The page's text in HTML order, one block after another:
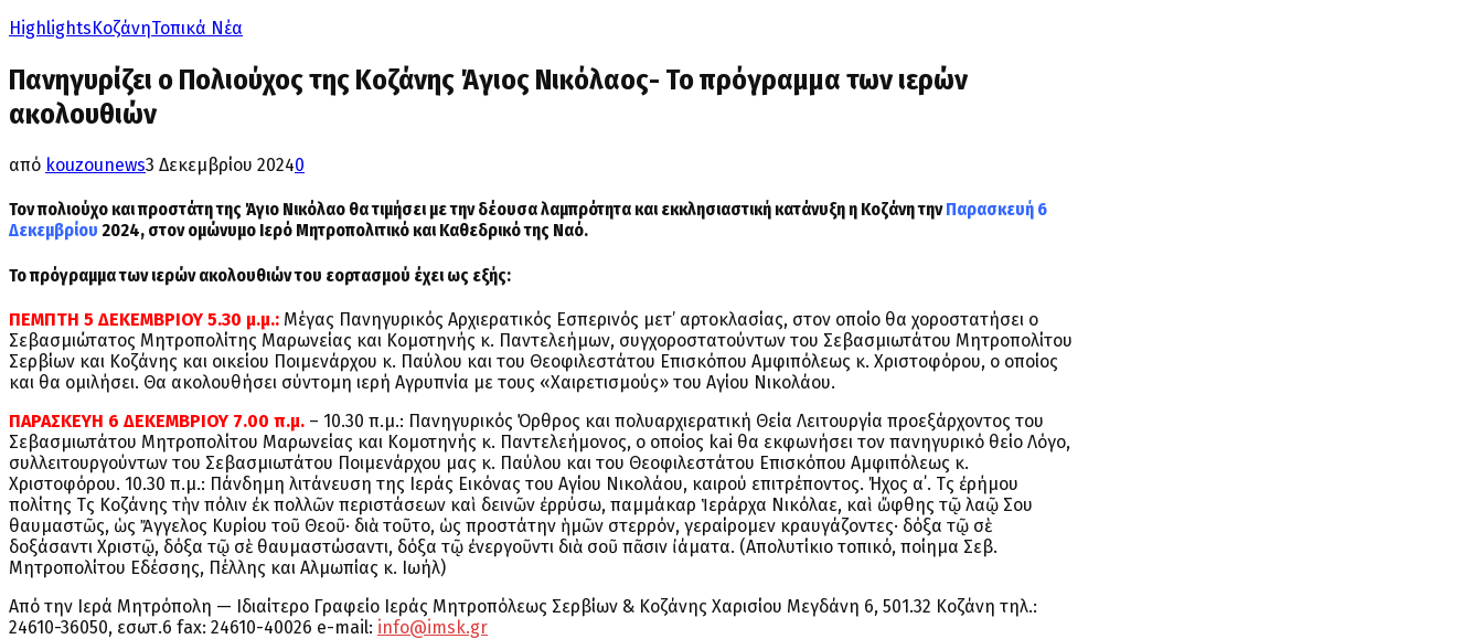
HighlightsΚοζάνηΤοπικά Νέα
Πανηγυρίζει ο Πολιούχος της Κοζάνης Άγιος Νικόλαος- Το πρόγραμμα των ιερών
ακολουθιών
από kouzounews3 Δεκεμβρίου 20240
Τον πολιούχο και προστάτη της Άγιο Νικόλαο θα τιμήσει με την δέουσα λαμπρότητα και εκκλησιαστική κατάνυξη η Κοζάνη τηνΠαρασκευή 6
Δεκεμβρίου 2024, στον ομώνυμο Ιερό Μητροπολιτικό και Καθεδρικό της Ναό.
Το πρόγραμμα των ιερών ακολουθιών του εορτασμού έχει ως εξής:
ΠΕΜΠΤΗ 5 ΔΕΚΕΜΒΡΙΟΥ 5.30 μ.μ.: Μέγας Πανηγυρικός Αρχιερατικός Εσπερινός μετ’ αρτοκλασίας, στον οποίο θα χοροστατήσει ο
Σεβασμιώτατος Μητροπολίτης Μαρωνείας και Κομοτηνής κ. Παντελεήμων, συγχοροστατούντων του Σεβασμιωτάτου Μητροπολίτου
Σερβίων και Κοζάνης και οικείου Ποιμενάρχου κ. Παύλου και του Θεοφιλεστάτου Επισκόπου Αμφιπόλεως κ. Χριστοφόρου, ο οποίος
και θα ομιλήσει. Θα ακολουθήσει σύντομη ιερή Αγρυπνία με τους «Χαιρετισμούς» του Αγίου Νικολάου.
ΠΑΡΑΣΚΕΥΗ 6 ΔΕΚΕΜΒΡΙΟΥ 7.00 π.μ. – 10.30 π.μ.: Πανηγυρικός Όρθρος και πολυαρχιερατική Θεία Λειτουργία προεξάρχοντος του
Σεβασμιωτάτου Μητροπολίτου Μαρωνείας και Κομοτηνής κ. Παντελεήμονος, ο οποίος kai θα εκφωνήσει τον πανηγυρικό θείο Λόγο,
συλλειτουργούντων του Σεβασμιωτάτου Ποιμενάρχου μας κ. Παύλου και του Θεοφιλεστάτου Επισκόπου Αμφιπόλεως κ.
Χριστοφόρου. 10.30 π.μ.: Πάνδημη λιτάνευση της Ιεράς Εικόνας του Αγίου Νικολάου, καιρού επιτρέποντος. Ήχος α΄. Τῆς ἐρήμου
πολίτης Τῆς Κοζάνης τὴν πόλιν ἐκ πολλῶν περιστάσεων καὶ δεινῶν ἐρρύσω, παμμάκαρ Ἱεράρχα Νικόλαε, καὶ ὤφθης τῷ λαῷ Σου
θαυμαστῶς, ὡς Ἄγγελος Κυρίου τοῦ Θεοῦ· διὰ τοῦτο, ὡς προστάτην ἡμῶν στερρόν, γεραίρομεν κραυγάζοντες· δόξα τῷ σὲ
δοξάσαντι Χριστῷ, δόξα τῷ σὲ θαυμαστώσαντι, δόξα τῷ ἐνεργοῦντι διὰ σοῦ πᾶσιν ἰάματα. (Απολυτίκιο τοπικό, ποίημα Σεβ.
Μητροπολίτου Εδέσσης, Πέλλης και Αλμωπίας κ. Ιωήλ)
Από την Ιερά Μητρόπολη — Ιδιαίτερο Γραφείο Ιεράς Μητροπόλεως Σερβίων & Κοζάνης Χαρισίου Μεγδάνη 6, 501.32 Κοζάνη τηλ.:
24610-36050, εσωτ.6 fax: 24610-40026 e-mail: info@imsk.gr